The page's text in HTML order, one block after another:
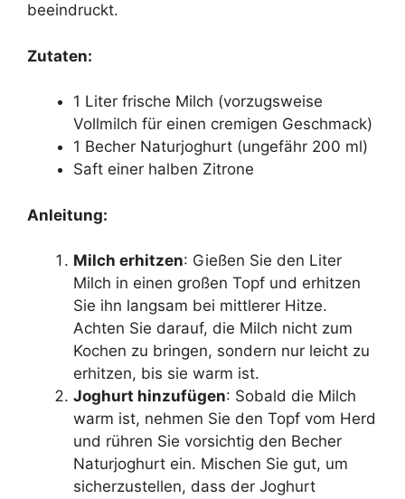
beeindruckt.
Zutaten:
1 Liter frische Milch (vorzugsweise
Vollmilch für einen cremigen Geschmack)
1 Becher Naturjoghurt (ungefähr 200 ml)
Saft einer halben Zitrone
Anleitung:
Milch erhitzen: Gießen Sie den Liter
Milch in einen großen Topf und erhitzen
Sie ihn langsam bei mittlerer Hitze.
Achten Sie darauf, die Milch nicht zum
Kochen zu bringen, sondern nur leicht zu
erhitzen, bis sie warm ist.
Joghurt hinzufügen: Sobald die Milch
warm ist, nehmen Sie den Topf vom Herd
und rühren Sie vorsichtig den Becher
Naturjoghurt ein. Mischen Sie gut, um
sicherzustellen, dass der Joghurt